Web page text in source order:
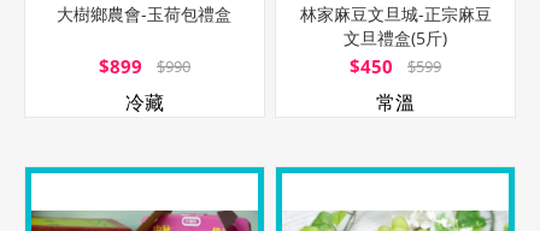
大樹鄉農會-玉荷包禮盒
$899 $990
冷藏
林家麻豆文旦城-正宗麻豆
文旦禮盒(5斤)
$450 $599
常溫